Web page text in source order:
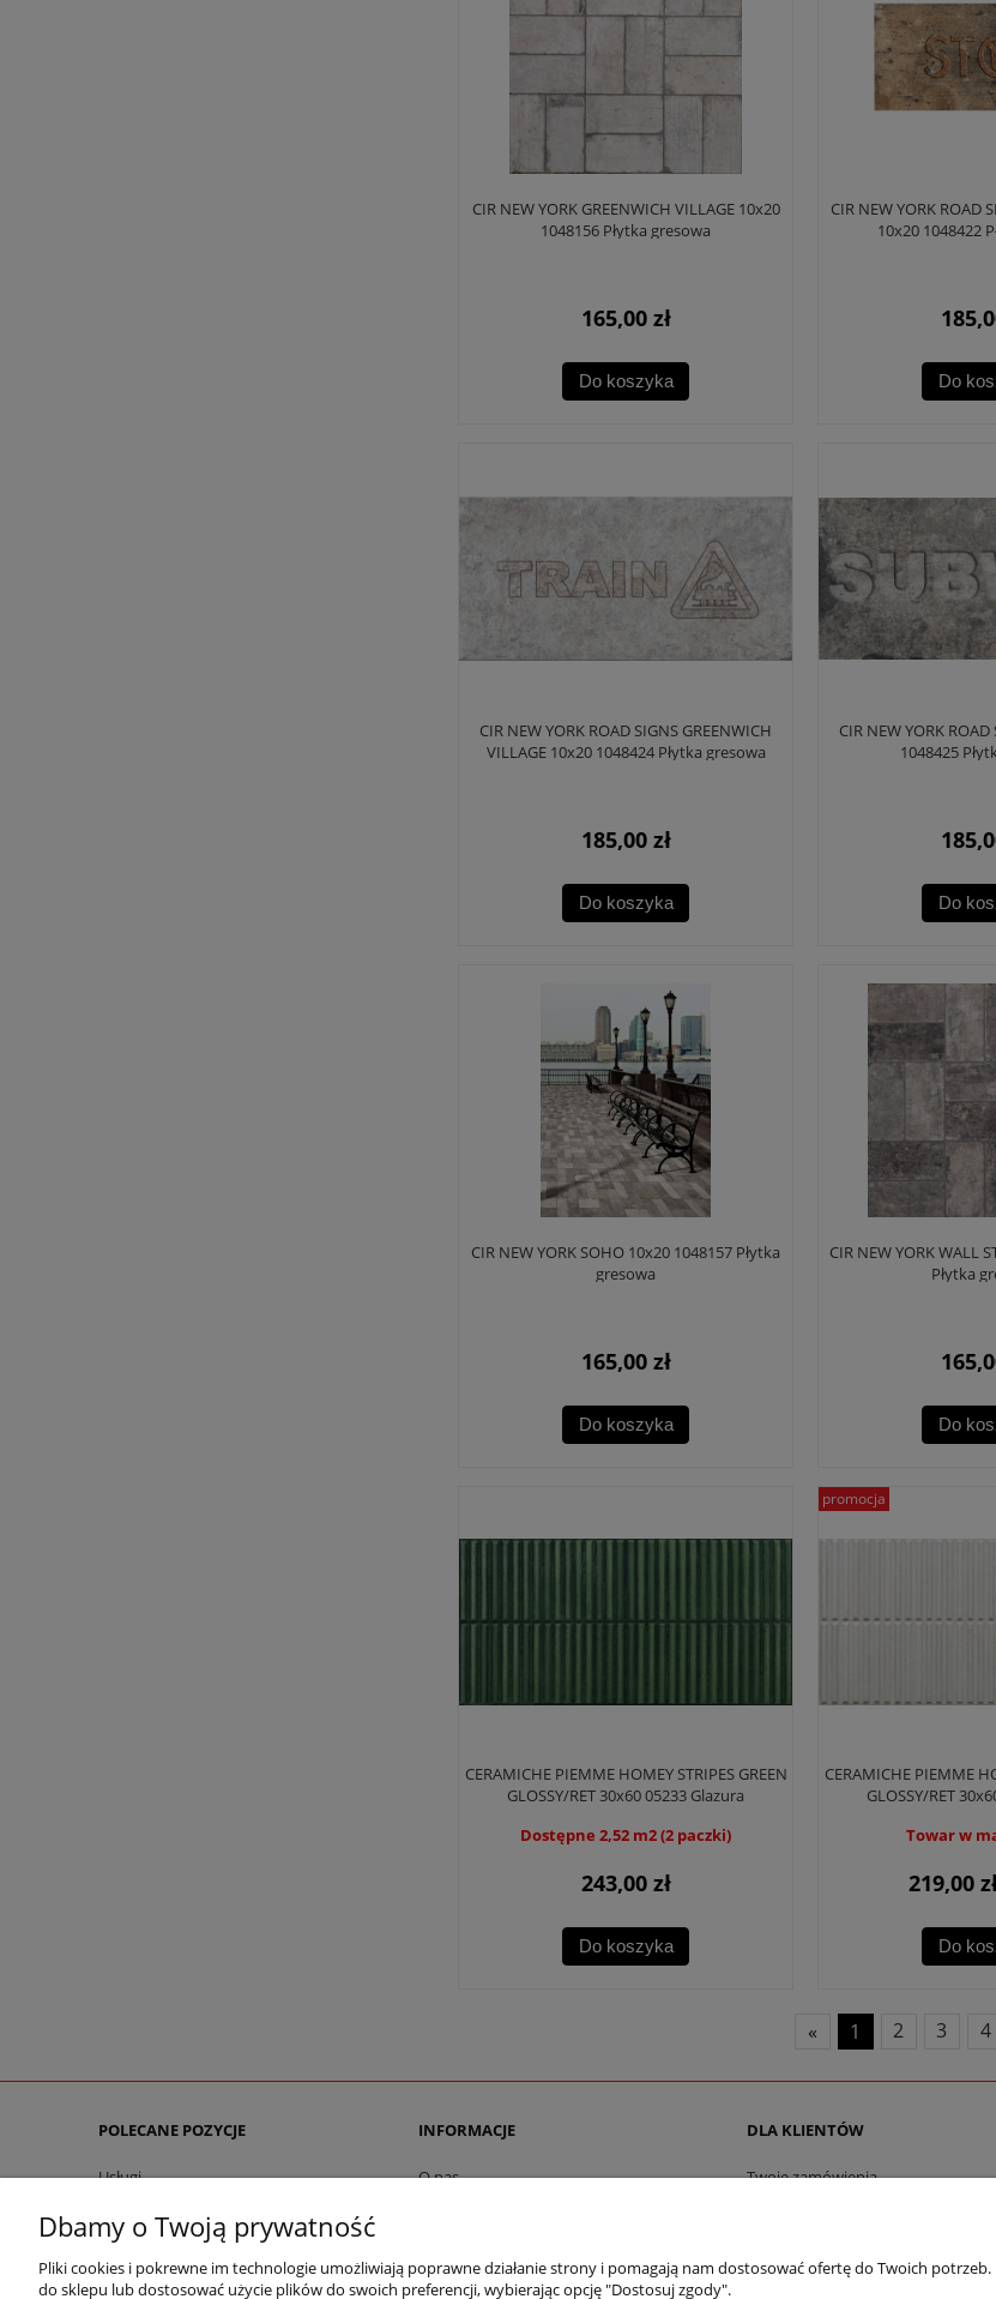
CIR NEW YORK GREENWICH VILLAGE 10x20
1048156 Płytka gresowa
165,00 zł
Do koszyka
CIR NEW YORK ROAD
10x20 1048422
Do
CIR NEW YORK ROAD SIGNS GREENWICH
VILLAGE 10x20 1048424 Płytka gresowa
185,00 zł
Do koszyka
CIR NEW YORK
1048425
Do
CIR NEW YORK SOHO 10x20 1048157 Płytka
gresowa
165,00 zł
Do koszyka
CIR NEW YORK WALL
Płytka
Do
CERAMICHE PIEMME HOMEY STRIPES GREEN
GLOSSY/RET 30x60 05233 Glazura
Dostępne 2,52 m2 (2 paczki)
243,00 zł
Do koszyka
CERAMICHE PIEMME
GLOSSY/RET
Towar w
219,00
Do
promocja
« 1 2 3 4
POLECANE POZYCJE
Usługi
Producenci
Współpraca
INFORMACJE
O nas
Blog
DLA KLIENTÓW
Twoje zamówienia
Koszty dostawy
Dbamy o Twoją prywatność
Pliki cookies i pokrewne im technologie umożliwiają poprawne działanie strony i pomagają nam dostosować ofertę do Twoich
do sklepu lub dostosować użycie plików do swoich preferencji, wybierając opcję "Dostosuj zgody".